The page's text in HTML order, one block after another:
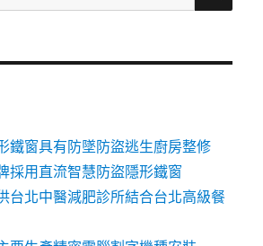
鐵窗具有防墜防盜逃生廚房整修
採用直流智慧防盜隱形鐵窗
台北中醫減肥診所結合台北高級餐